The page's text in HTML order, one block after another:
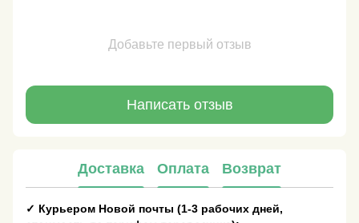
Добавьте первый отзыв
Написать отзыв
Доставка Оплата Возврат
✓ Курьером Новой почты (1-3 рабочих дней,